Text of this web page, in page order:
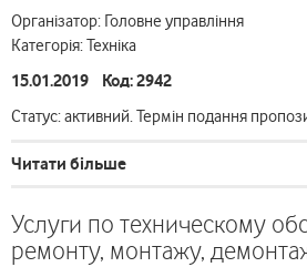
Організатор: Головне управління
Категорія: Техніка
15.01.2019 Код: 2942
Статус: активний. Термін подання
Читати більше
Услуги по техническому
ремонту, монтажу,